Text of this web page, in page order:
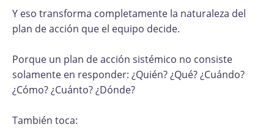
Y eso transforma completamente la naturaleza del
plan de acción que el equipo decide.
Porque un plan de acción sistémico no consiste
solamente en responder: ¿Quién? ¿Qué? ¿Cuándo?
¿Cómo? ¿Cuánto? ¿Dónde?
También toca: